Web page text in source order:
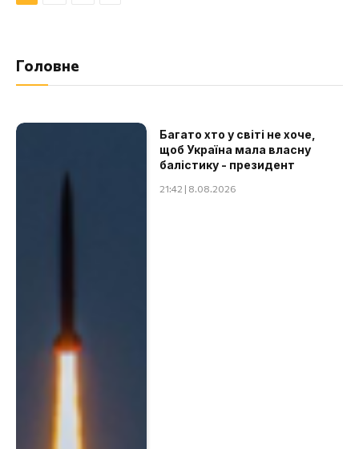
Головне
Багато хто у світі не хоче,
щоб Україна мала власну
балістику - президент
21:42 | 8.08.2026